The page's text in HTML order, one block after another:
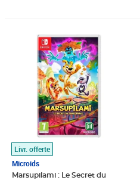
Livr. offerte
Microids
Marsupilami : Le Secret du
Prix 81,63€ HT